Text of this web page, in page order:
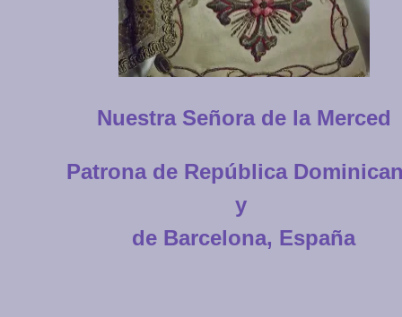
Nuestra Señora de la Merced
Patrona de República
y
de Barcelona, España